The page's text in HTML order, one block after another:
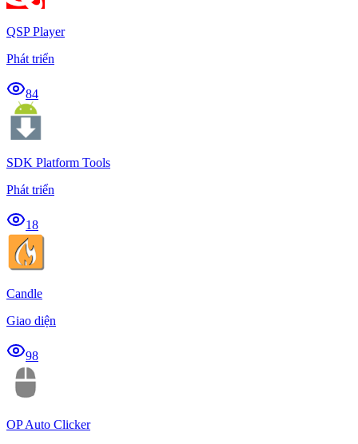
QSP Player
Phát triển
84
SDK Platform Tools
Phát triển
18
Candle
Giao diện
98
OP Auto Clicker